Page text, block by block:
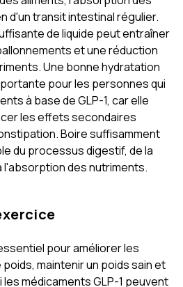
d'un transit intestinal régulier.
de liquide peut entraîner
et une réduction
Une bonne hydratation
pour les personnes qui
à base de GLP-1, car elle
les effets secondaires
Boire suffisamment
du processus digestif, de la
l'absorption des nutriments.
pour améliorer les
maintenir un poids sain et
médicaments GLP-1 peuvent